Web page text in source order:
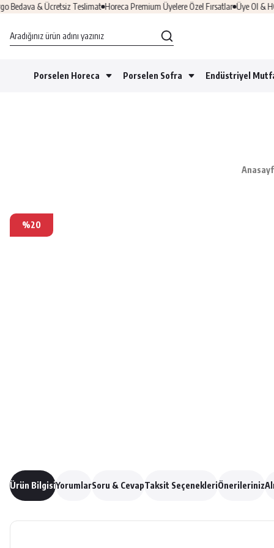
& Ücretsiz Teslimat Horeca Premium Üyelere Özel Fırsatlar Üye Ol &
Porselen Horeca Porselen Sofra Endüstriyel
%20
Ürün BilgisiYorumlarSoru & CevapTaksit SeçenekleriÖnerileriniz